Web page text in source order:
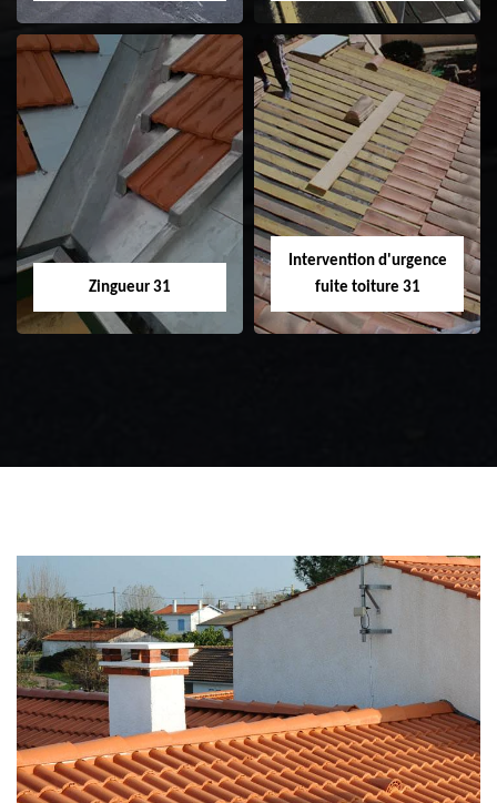
Etanchéité toiture
31
Réparation de
toiture 31
Zingueur 31
Intervention d'urgence
fuite toiture 31